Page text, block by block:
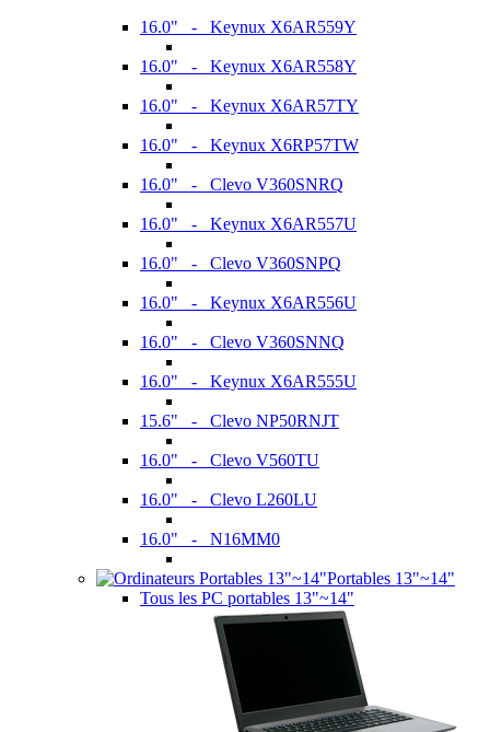
16.0" - Keynux X6AR559Y
16.0" - Keynux X6AR558Y
16.0" - Keynux X6AR57TY
16.0" - Keynux X6RP57TW
16.0" - Clevo V360SNRQ
16.0" - Keynux X6AR557U
16.0" - Clevo V360SNPQ
16.0" - Keynux X6AR556U
16.0" - Clevo V360SNNQ
16.0" - Keynux X6AR555U
15.6" - Clevo NP50RNJT
16.0" - Clevo V560TU
16.0" - Clevo L260LU
16.0" - N16MM0
Portables 13"~14"
Tous les PC portables 13"~14"